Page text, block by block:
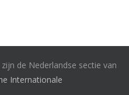
de Nederlandse sectie van
Internationale